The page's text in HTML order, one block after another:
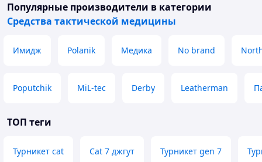
Популярные производители в категории
Средства тактической медицины
Имидж Polanik Медика No brand
Poputchik MiL-tec Derby Leatherman
ТОП теги
Турникет cat Cat 7 джгут Турникет gen 7